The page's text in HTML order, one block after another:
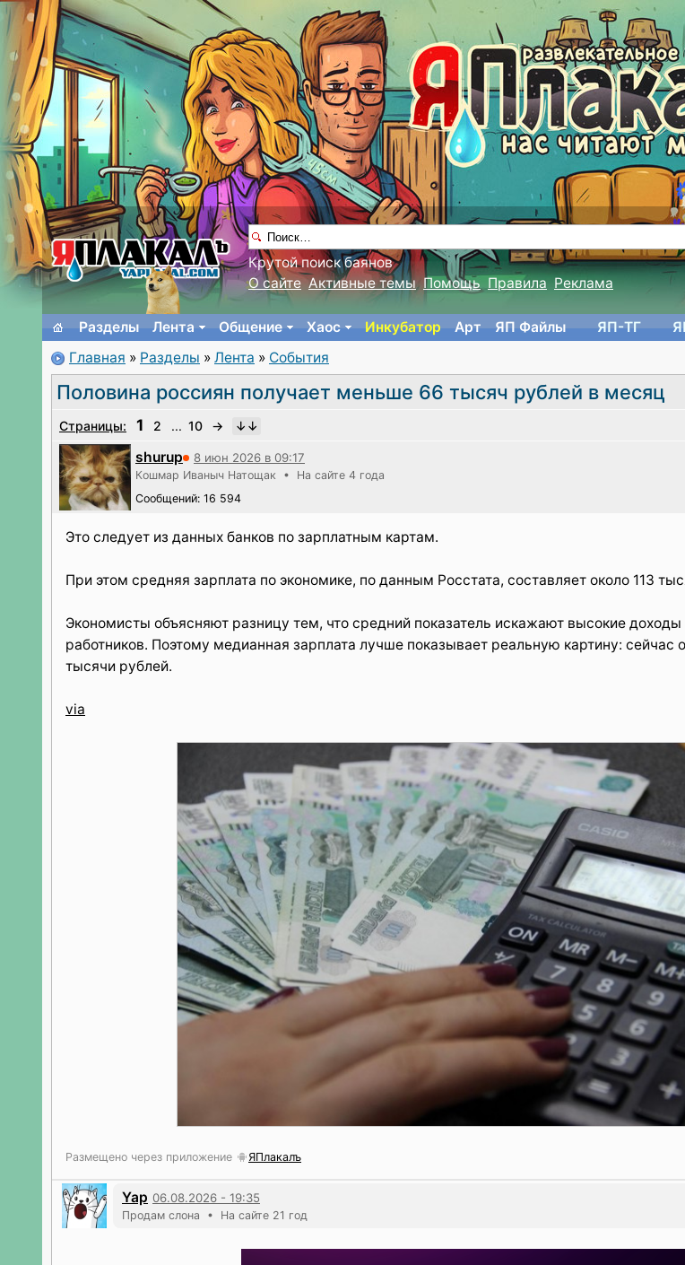
Крутой поиск баянов
О сайте Активные темы Помощь Правила Реклама
Разделы Лента Общение Хаос Инкубатор Арт ЯП Файлы ЯП-TГ
Главная » Разделы » Лента » События
Половина россиян получает меньше 66 тысяч рублей в месяц
Страницы: 1 2 ... 10 →
shurup 8 июн 2026 в 09:17
Кошмар Иваныч Натощак • На сайте 4 года
Сообщений: 16 594
Это следует из данных банков по зарплатным картам.
При этом средняя зарплата по экономике, по данным Росстата, составляет около 113
Экономисты объясняют разницу тем, что средний показатель искажают высокие
работников. Поэтому медианная зарплата лучше показывает реальную картину: сейчас
тысячи рублей.
via
Размещено через приложение ЯПлакалъ
Yap 06.08.2026 - 19:35
Продам слона • На сайте 21 год